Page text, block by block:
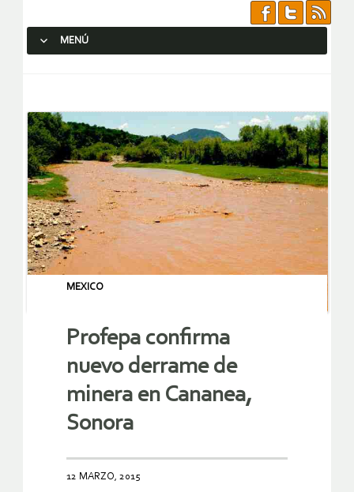
MENÚ
MEXICO
Profepa confirma
nuevo derrame de
minera en Cananea,
Sonora
12 MARZO, 2015